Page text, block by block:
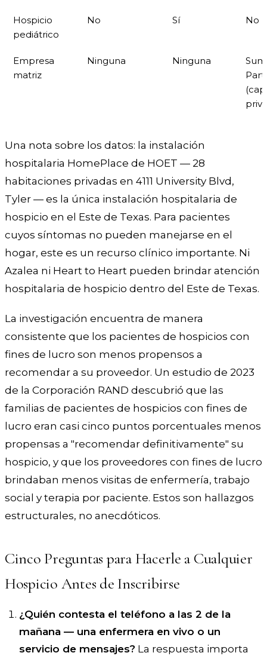
Hospicio
pediátrico
No Sí No
Empresa
matriz
Ninguna Ninguna
Una nota sobre los datos: la instalación
hospitalaria HomePlace de HOET — 28
habitaciones privadas en 4111 University Blvd,
Tyler — es la única instalación hospitalaria de
hospicio en el Este de Texas. Para pacientes
cuyos síntomas no pueden manejarse en el
hogar, este es un recurso clínico importante. Ni
Azalea ni Heart to Heart pueden brindar atención
hospitalaria de hospicio dentro del Este de Texas.
La investigación encuentra de manera
consistente que los pacientes de hospicios con
fines de lucro son menos propensos a
recomendar a su proveedor. Un estudio de 2023
de la Corporación RAND descubrió que las
familias de pacientes de hospicios con fines de
lucro eran casi cinco puntos porcentuales menos
propensas a "recomendar definitivamente" su
hospicio, y que los proveedores con fines de lucro
brindaban menos visitas de enfermería, trabajo
social y terapia por paciente. Estos son hallazgos
estructurales, no anecdóticos.
Cinco Preguntas para Hacerle a Cualquier
Hospicio Antes de Inscribirse
¿Quién contesta el teléfono a las 2 de la
mañana — una enfermera en vivo o un
servicio de mensajes? La respuesta importa